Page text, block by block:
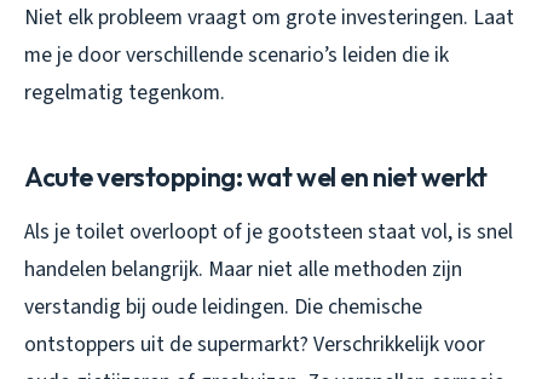
Niet elk probleem vraagt om grote investeringen. Laat
me je door verschillende scenario’s leiden die ik
regelmatig tegenkom.
Acute verstopping: wat wel en niet werkt
Als je toilet overloopt of je gootsteen staat vol, is snel
handelen belangrijk. Maar niet alle methoden zijn
verstandig bij oude leidingen. Die chemische
ontstoppers uit de supermarkt? Verschrikkelijk voor